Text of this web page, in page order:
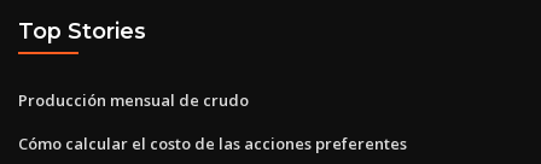
Top Stories
Producción mensual de crudo
Cómo calcular el costo de las acciones preferentes